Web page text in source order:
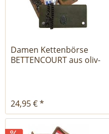
Damen Kettenbörse
BETTENCOURT aus oliv-
24,95 € *